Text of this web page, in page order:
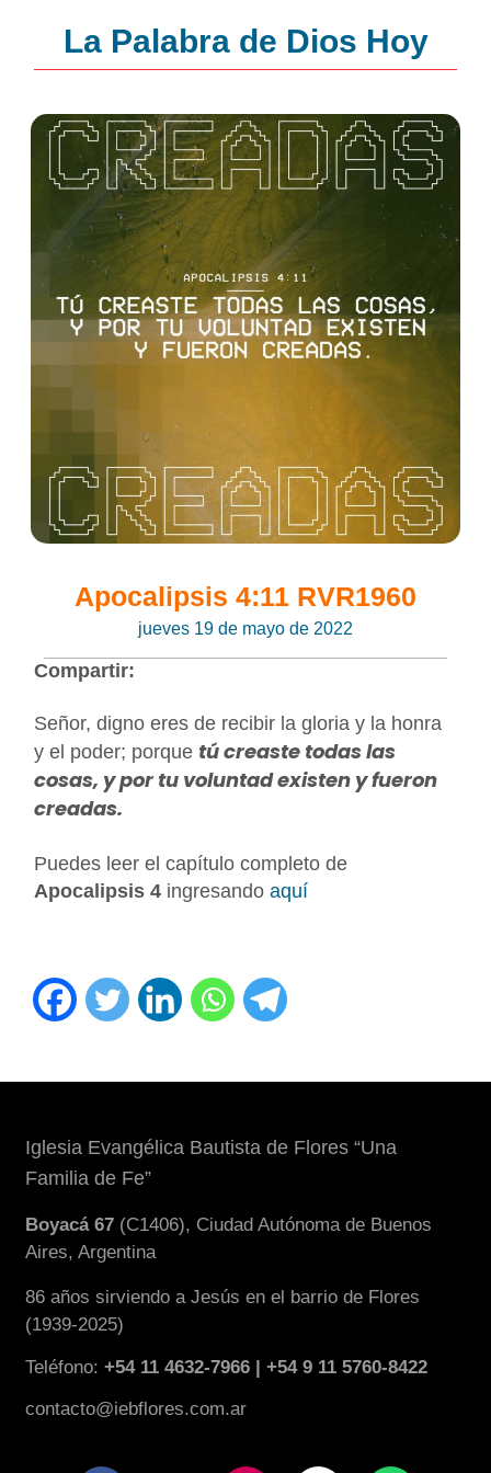
La Palabra de Dios Hoy
Apocalipsis 4:11 RVR1960
jueves 19 de mayo de 2022
Compartir:
Señor, digno eres de recibir la gloria y la honra
y el poder; porque tú creaste todas las
cosas, y por tu voluntad existen y fueron
creadas.
Puedes leer el capítulo completo de
Apocalipsis 4 ingresandoaquí
Iglesia Evangélica Bautista de Flores “Una
Familia de Fe”
Boyacá 67 (C1406), Ciudad Autónoma de Buenos
Aires, Argentina
86 años sirviendo a Jesús en el barrio de Flores
(1939-2025)
Teléfono:+54 11 4632-7966 | +54 9 11 5760-8422
contacto@iebflores.com.ar